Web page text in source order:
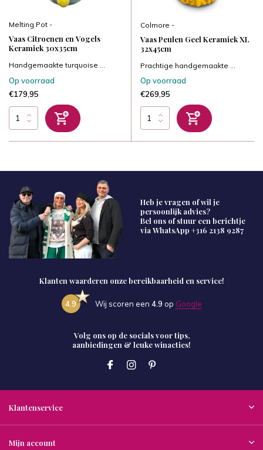
Melting Pot -
Vaas Citroenen en Vogels
Keramiek 30x35cm
Handgemaakte turquoise ...
Op voorraad
€179,95
Colmore -
Vaas Peulen Geel Keramiek XL
32x45cm
Prachtige handgemaakte ...
Op voorraad
€269,95
Heb je vragen of wil je
persoonlijk advies?
Bel ons of stuur een berichtje
via WhatsApp +316 2138 9287
Klanten waarderen onze bereikbaarheid en service!
4.9 Wij scoren een 4.9 op Google
Volg ons op de socials voor tips,
aanbiedingen & leuke winacties!
Klantenservice
Mijn account